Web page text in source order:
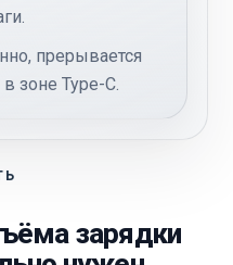
прерывается
зоне Type-C.
зарядки